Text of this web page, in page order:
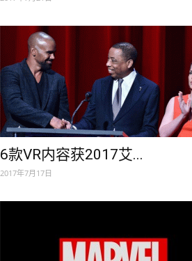
6款VR内容获2017艾...
2017年7月17日